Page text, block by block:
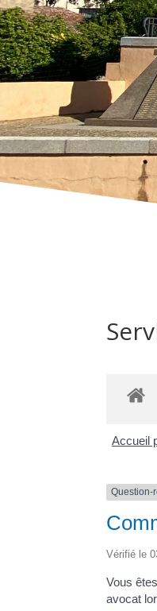
Accueil
Question-
Vérifié le
Vous
avocat